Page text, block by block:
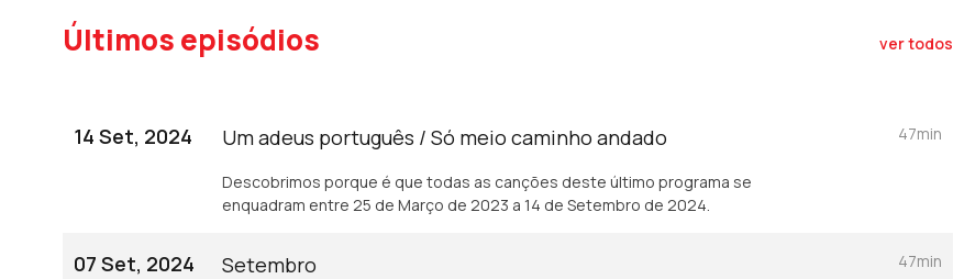
Últimos episódios ver todos
14 Set, 2024 Um adeus português / Só meio caminho andado
Descobrimos porque é que todas as canções deste último programa se
enquadram entre 25 de Março de 2023 a 14 de Setembro de 2024.
47min
07 Set, 2024 Setembro 47min